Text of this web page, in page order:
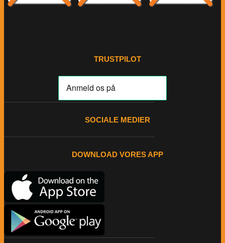
TRUSTPILOT
SOCIALE MEDIER
DOWNLOAD VORES APP